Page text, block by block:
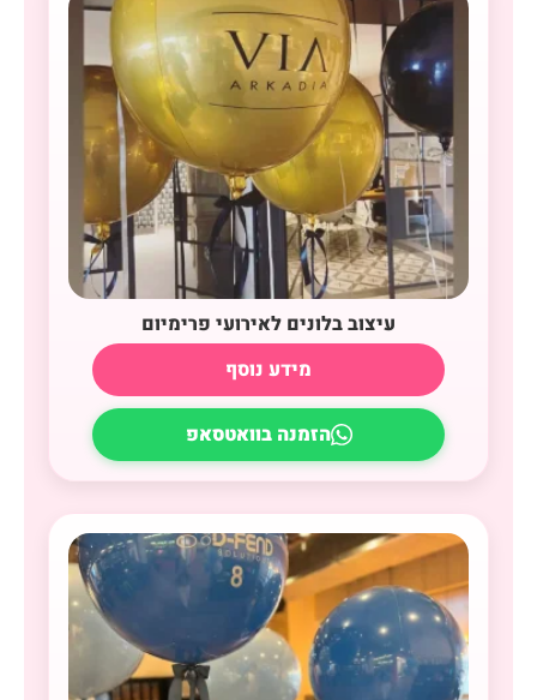
עיצוב בלונים לאירועי פרימיום
מידע נוסף
הזמנה בוואטסאפ